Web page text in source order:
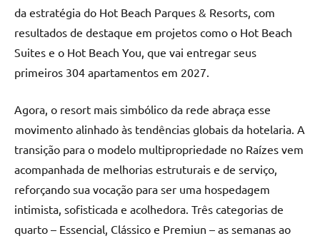
da estratégia do Hot Beach Parques & Resorts, com
resultados de destaque em projetos como o Hot Beach
Suites e o Hot Beach You, que vai entregar seus
primeiros 304 apartamentos em 2027.
Agora, o resort mais simbólico da rede abraça esse
movimento alinhado às tendências globais da hotelaria. A
transição para o modelo multipropriedade no Raízes vem
acompanhada de melhorias estruturais e de serviço,
reforçando sua vocação para ser uma hospedagem
intimista, sofisticada e acolhedora. Três categorias de
quarto – Essencial, Clássico e Premiun – as semanas ao